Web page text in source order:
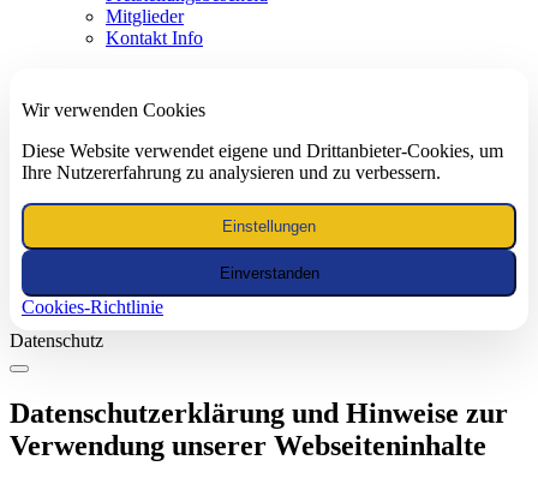
Mitglieder
Kontakt Info
Wir verwenden Cookies
Diese Website verwendet eigene und Drittanbieter-Cookies, um
Ihre Nutzererfahrung zu analysieren und zu verbessern.
Einstellungen
Einverstanden
Cookies-Richtlinie
Datenschutz
Datenschutzerklärung und Hinweise zur
Verwendung unserer Webseiteninhalte